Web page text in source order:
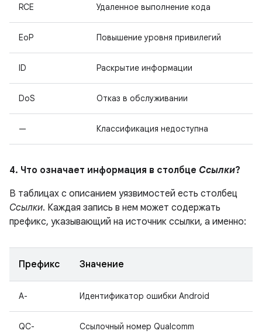
RCE Удаленное выполнение кода
EoP Повышение уровня привилегий
ID Раскрытие информации
DoS Отказ в обслуживании
— Классификация недоступна
4. Что означает информация в столбце Ссылки?
В таблицах с описанием уязвимостей есть столбец
Ссылки. Каждая запись в нем может содержать
префикс, указывающий на источник ссылки, а именно:
Префикс Значение
A- Идентификатор ошибки Android
QC- Ссылочный номер Qualcomm